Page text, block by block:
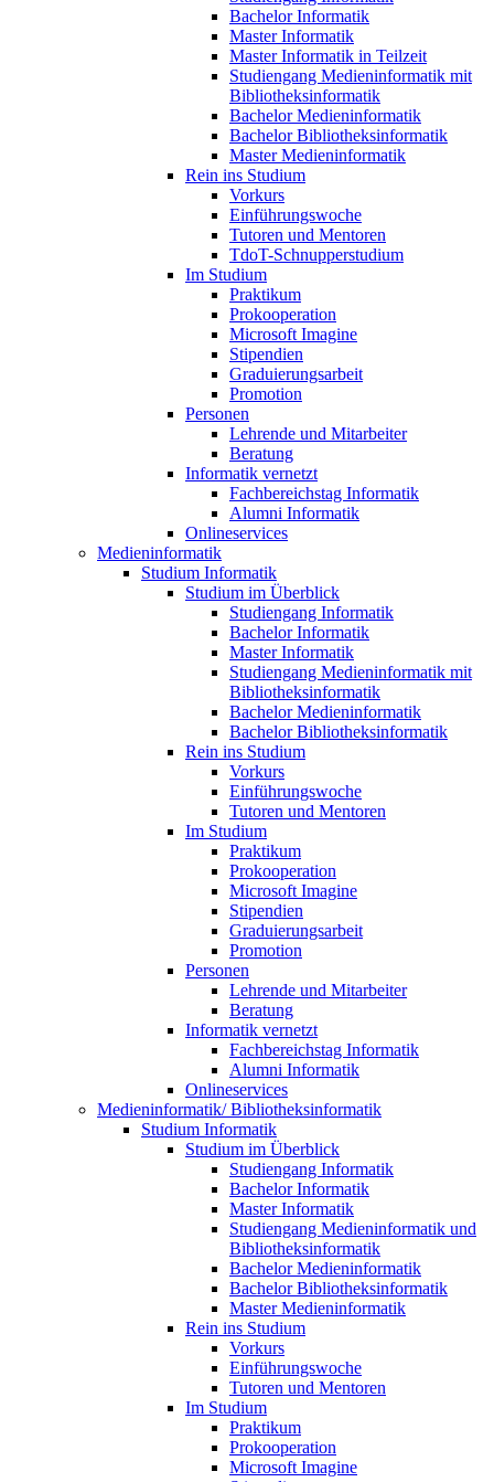
Bachelor Informatik
Master Informatik
Master Informatik in Teilzeit
Studiengang Medieninformatik mit
Bibliotheksinformatik
Bachelor Medieninformatik
Bachelor Bibliotheksinformatik
Master Medieninformatik
Rein ins Studium
Vorkurs
Einführungswoche
Tutoren und Mentoren
TdoT-Schnupperstudium
Im Studium
Praktikum
Prokooperation
Microsoft Imagine
Stipendien
Graduierungsarbeit
Promotion
Personen
Lehrende und Mitarbeiter
Beratung
Informatik vernetzt
Fachbereichstag Informatik
Alumni Informatik
Onlineservices
Medieninformatik
Studium Informatik
Studium im Überblick
Studiengang Informatik
Bachelor Informatik
Master Informatik
Studiengang Medieninformatik mit
Bibliotheksinformatik
Bachelor Medieninformatik
Bachelor Bibliotheksinformatik
Rein ins Studium
Vorkurs
Einführungswoche
Tutoren und Mentoren
Im Studium
Praktikum
Prokooperation
Microsoft Imagine
Stipendien
Graduierungsarbeit
Promotion
Personen
Lehrende und Mitarbeiter
Beratung
Informatik vernetzt
Fachbereichstag Informatik
Alumni Informatik
Onlineservices
Medieninformatik/ Bibliotheksinformatik
Studium Informatik
Studium im Überblick
Studiengang Informatik
Bachelor Informatik
Master Informatik
Studiengang Medieninformatik und
Bibliotheksinformatik
Bachelor Medieninformatik
Bachelor Bibliotheksinformatik
Master Medieninformatik
Rein ins Studium
Vorkurs
Einführungswoche
Tutoren und Mentoren
Im Studium
Praktikum
Prokooperation
Microsoft Imagine